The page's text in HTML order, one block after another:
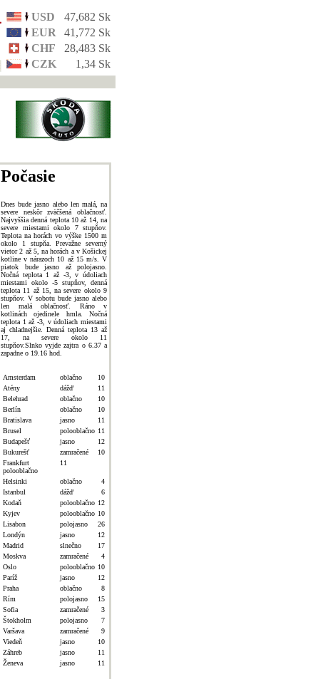
USD
47,682 Sk
EUR
41,772 Sk
CHF
28,483 Sk
CZK
1,34 Sk
Počasie
Dnes bude jasno alebo len malá, na
severe neskôr zväčšená oblačnosť.
Najvyššia denná teplota 10 až 14, na
severe miestami okolo 7 stupňov.
Teplota na horách vo výške 1500 m
okolo 1 stupňa. Prevažne severný
vietor 2 až 5, na horách a v Košickej
kotline v nárazoch 10 až 15 m/s. V
piatok bude jasno až polojasno.
Nočná teplota 1 až -3, v údoliach
miestami okolo -5 stupňov, denná
teplota 11 až 15, na severe okolo 9
stupňov. V sobotu bude jasno alebo
len malá oblačnosť. Ráno v
kotlinách ojedinele hmla. Nočná
teplota 1 až -3, v údoliach miestami
aj chladnejšie. Denná teplota 13 až
17, na severe okolo 11
stupňov.Slnko vyjde zajtra o 6.37 a
zapadne o 19.16 hod.
Amsterdam oblačno
10
Atény
dážď
11
Belehrad
oblačno
10
Berlín
oblačno
10
Bratislava
jasno
11
Brusel
polooblačno 11
Budapešť
jasno
12
Bukurešť
zamračené
10
Frankfurt
polooblačno
11
Helsinki oblačno
4
Istanbul
dážď
6
Kodaň
polooblačno 12
Kyjev
polooblačno 10
Lisabon
polojasno
26
Londýn
jasno
12
Madrid
slnečno
17
Moskva
zamračené
4
Oslo
polooblačno 10
Paríž
jasno
12
Praha
oblačno
8
Rím
polojasno
15
Sofia
zamračené
3
Štokholm
polojasno
7
Varšava
zamračené
9
Viedeň
jasno
10
Záhreb
jasno
11
Ženeva
jasno 11